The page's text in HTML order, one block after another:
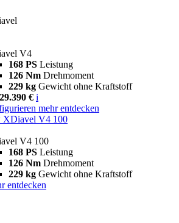
V4
168 PS Leistung
126 Nm Drehmoment
229 kg Gewicht ohne Kraftstoff
€ i
mehr entdecken
XDiavel V4 100
V4 100
168 PS Leistung
126 Nm Drehmoment
229 kg Gewicht ohne Kraftstoff
entdecken